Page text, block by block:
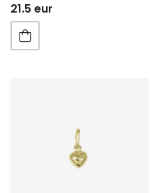
21.5 eur